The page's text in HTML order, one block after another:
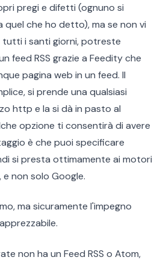
pregi e difetti (ognuno si
quel che ho detto), ma se non vi
tutti i santi giorni, potreste
feed RSS grazie a Feedity che
pagina web in un feed. Il
si prende una qualsiasi
http e la si dà in pasto al
opzione ti consentirà di avere
è che puoi specificare
si presta ottimamente ai motori
non solo Google.
ma sicuramente l'impegno
non ha un Feed RSS o Atom,